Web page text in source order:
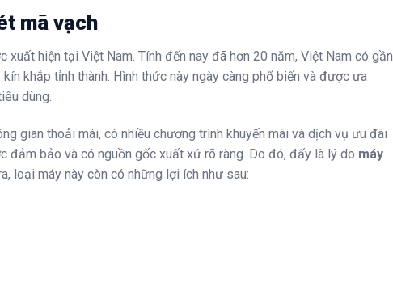
mã vạch
hiện tại Việt Nam. Tính đến nay đã hơn 20 năm, Việt Nam có gần
khắp tỉnh thành. Hình thức này ngày càng phổ biến và được ưa
dùng.
gian thoải mái, có nhiều chương trình khuyến mãi và dịch vụ ưu đãi
đảm bảo và có nguồn gốc xuất xứ rõ ràng. Do đó, đấy là lý do máy
loại máy này còn có những lợi ích như sau: